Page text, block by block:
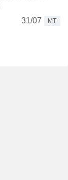
31/07
MT